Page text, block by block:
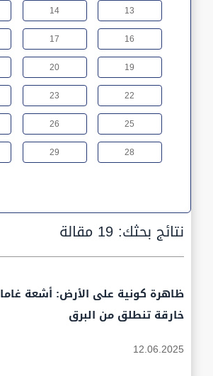
13
14
16
17
19
20
22
23
25
26
28
29
نتائج بحثك:19 مقالة
ظاهرة كونية على الأرض: أشعة غاما
خارقة تنطلق من البرق
12.06.2025